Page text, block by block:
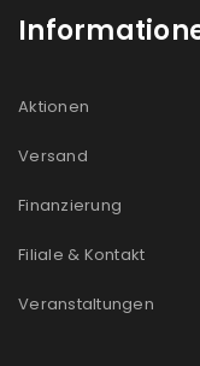
Aktionen
Versand
Finanzierung
Filiale & Kontakt
Veranstaltungen